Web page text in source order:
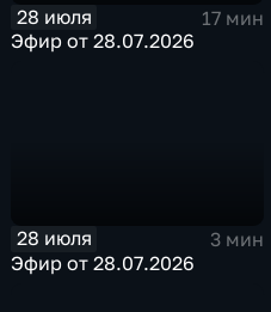
28 июля
17 мин
Эфир от 28.07.2026
28 июля
3 мин
Эфир от 28.07.2026